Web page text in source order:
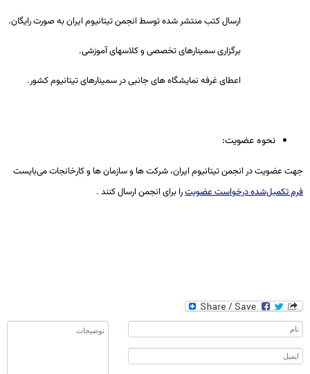
ارسال کتب منتشر شده توسط انجمن تیتانیوم ایران به صورت رایگان.
برگزاری سمینارهای تخصصی و کلاسهای آموزشی.
اعطای غرفه نمایشگاه های جانبی در سمینارهای تیتانیوم کشور.
نحوه عضویت:
جهت عضویت در انجمن تیتانیوم ایران، شرکت ها و سازمان ها و کارخانجات می‌بایست
فرم تکمیل‌شده درخواست عضویترا برای انجمن ارسال کنند .